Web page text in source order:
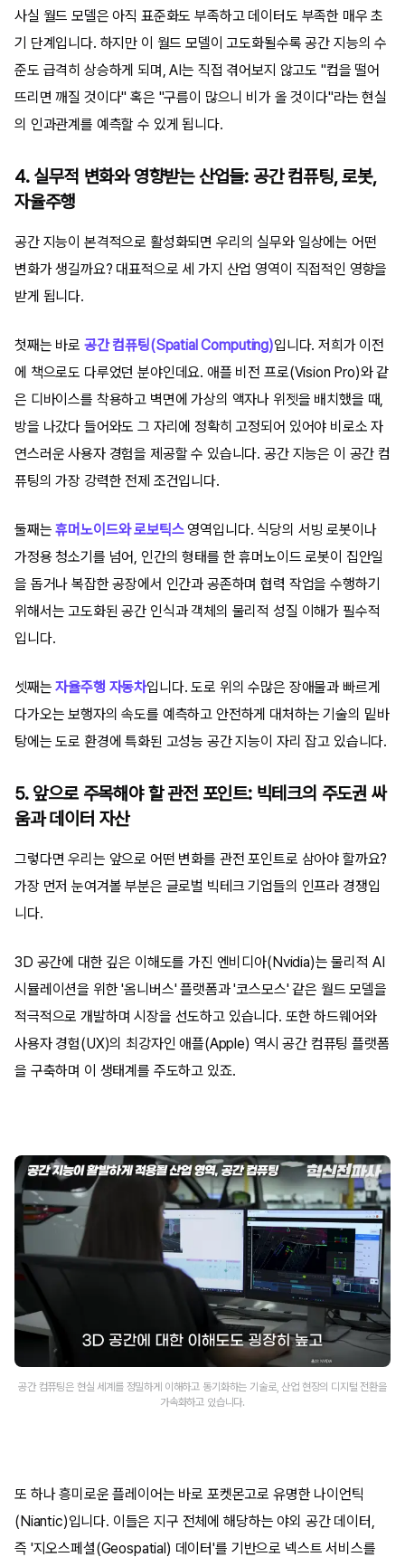
사실 월드 모델은 아직 표준화도 부족하고 데이터도 부족한 매우 초
기 단계입니다. 하지만 이 월드 모델이 고도화될수록 공간 지능의 수
준도 급격히 상승하게 되며, AI는 직접 겪어보지 않고도 "컵을 떨어
뜨리면 깨질 것이다" 혹은 "구름이 많으니 비가 올 것이다"라는 현실
의 인과관계를 예측할 수 있게 됩니다.
4. 실무적 변화와 영향받는 산업들: 공간 컴퓨팅, 로봇,
자율주행
공간 지능이 본격적으로 활성화되면 우리의 실무와 일상에는 어떤
변화가 생길까요? 대표적으로 세 가지 산업 영역이 직접적인 영향을
받게 됩니다.
첫째는 바로 공간 컴퓨팅(Spatial Computing)입니다. 저희가 이전
에 책으로도 다루었던 분야인데요. 애플 비전 프로(Vision Pro)와 같
은 디바이스를 착용하고 벽면에 가상의 액자나 위젯을 배치했을 때,
방을 나갔다 들어와도 그 자리에 정확히 고정되어 있어야 비로소 자
연스러운 사용자 경험을 제공할 수 있습니다. 공간 지능은 이 공간 컴
퓨팅의 가장 강력한 전제 조건입니다.
둘째는휴머노이드와 로보틱스영역입니다. 식당의 서빙 로봇이나
가정용 청소기를 넘어, 인간의 형태를 한 휴머노이드 로봇이 집안일
을 돕거나 복잡한 공장에서 인간과 공존하며 협력 작업을 수행하기
위해서는 고도화된 공간 인식과 객체의 물리적 성질 이해가 필수적
입니다.
셋째는자율주행 자동차입니다. 도로 위의 수많은 장애물과 빠르게
다가오는 보행자의 속도를 예측하고 안전하게 대처하는 기술의 밑바
탕에는 도로 환경에 특화된 고성능 공간 지능이 자리 잡고 있습니다.
5. 앞으로 주목해야 할 관전 포인트: 빅테크의 주도권 싸
움과 데이터 자산
그렇다면 우리는 앞으로 어떤 변화를 관전 포인트로 삼아야 할까요?
가장 먼저 눈여겨볼 부분은 글로벌 빅테크 기업들의 인프라 경쟁입
니다.
3D 공간에 대한 깊은 이해도를 가진 엔비디아(Nvidia)는 물리적 AI
시뮬레이션을 위한 '옴니버스' 플랫폼과 '코스모스' 같은 월드 모델을
적극적으로 개발하며 시장을 선도하고 있습니다. 또한 하드웨어와
사용자 경험(UX)의 최강자인 애플(Apple) 역시 공간 컴퓨팅 플랫폼
을 구축하며 이 생태계를 주도하고 있죠.
공간 컴퓨팅은 현실 세계를 정밀하게 이해하고 동기화하는 기술로, 산업 현장의 디지털 전환을
가속화하고 있습니다.
또 하나 흥미로운 플레이어는 바로 포켓몬고로 유명한 나이언틱
(Niantic)입니다. 이들은 지구 전체에 해당하는 야외 공간 데이터,
즉 '지오스페셜(Geospatial) 데이터'를 기반으로 넥스트 서비스를